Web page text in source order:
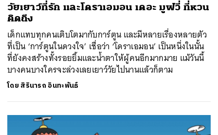
วัยเยาว์ที่รัก และโดราเอมอน เดอะ มูฟวี่ ที่หวน
คิดถึง
เด็กแทบทุกคนเติบโตมากับการ์ตูน และมีหลายเรื่องหลายตัว
ที่เป็น ‘การ์ตูนในดวงใจ’ เชื่อว่า ‘โดราเอมอน’ เป็นหนึ่งในนั้น
ที่ยังคงสร้างทั้งรอยยิ้มและน้ำตาให้ผู้คนอีกมากมาย แม้วันนี้
บางคนบางใครจะล่วงเลยเยาว์วัยไปนานแล้วก็ตาม
โดย สิรินารถ อินทะพันธ์